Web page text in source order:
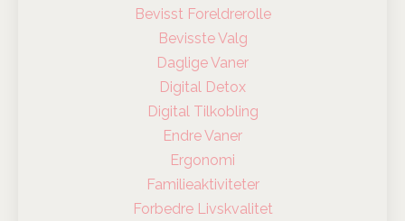
Bevisst Foreldrerolle
Bevisste Valg
Daglige Vaner
Digital Detox
Digital Tilkobling
Endre Vaner
Ergonomi
Familieaktiviteter
Forbedre Livskvalitet